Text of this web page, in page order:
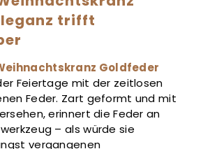
trifft
Goldfeder
Feiertage mit der zeitlosen
Feder. Zart geformt und mit
erinnert die Feder an
– als würde sie
vergangenen